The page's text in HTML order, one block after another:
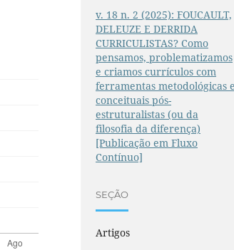
v. 18 n. 2 (2025): FOUCAULT,
DELEUZE E DERRIDA
CURRICULISTAS? Como
pensamos, problematizamos
e criamos currículos com
ferramentas metodológicas e
conceituais pós-
estruturalistas (ou da
filosofia da diferença)
[Publicação em Fluxo
Contínuo]
SEÇÃO
Artigos